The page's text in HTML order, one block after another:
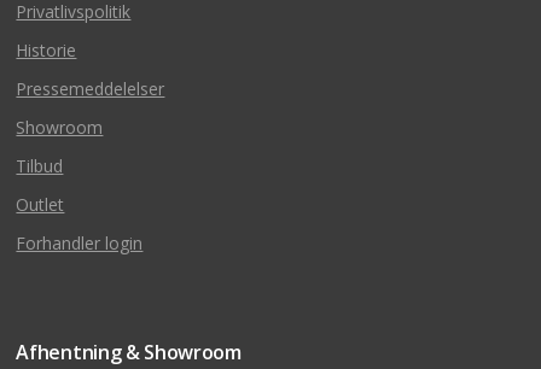
Privatlivspolitik
Historie
Pressemeddelelser
Showroom
Tilbud
Outlet
Forhandler login
Afhentning & Showroom